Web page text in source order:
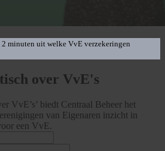
minuten uit welke VvE verzekeringen
over VvE's
VvE’s’ biedt Centraal Beheer het
van Eigenaren inzicht in
een VvE.